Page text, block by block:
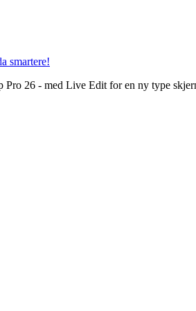
smartere!
Pro 26 - med Live Edit for en ny type